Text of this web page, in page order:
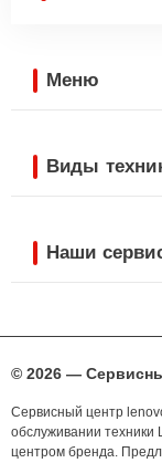
Меню
Виды
Наши
© 2026 —
Сервисный центр
обслуживании
центром бренда.